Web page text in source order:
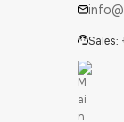
Sales: